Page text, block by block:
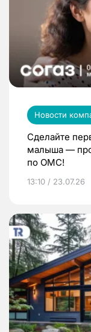
Новости
Сделайте
малыша —
по ОМС!
13:10 / 23.07.26